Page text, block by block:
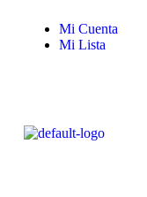
Mi Cuenta
Mi Lista